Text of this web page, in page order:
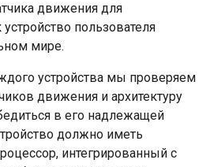
движения для
пользователя
мире.
устройства мы проверяем
движения и архитектуру
в его надлежащей
должно иметь
интегрированный с